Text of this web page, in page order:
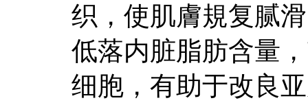
织，使肌膚規复腻
低落内脏脂肪含量
细胞，有助于改良